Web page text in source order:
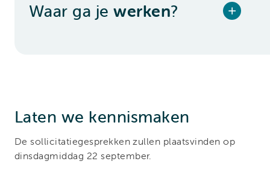
Waar ga jewerken?
Laten we kennismaken
De sollicitatiegesprekken zullen plaatsvinden op
dinsdagmiddag 22 september.